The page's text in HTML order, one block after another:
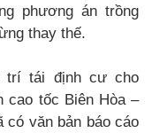
phương án trồng
thay thế.
trí tái định cư cho
cao tốc Biên Hòa –
có văn bản báo cáo